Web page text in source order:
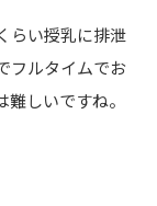
らい授乳に排泄
フルタイムでお
しいですね。